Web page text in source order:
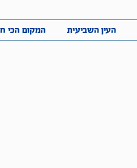
העין השביעית המקום הכי
העין השביעית המקום הכי חם